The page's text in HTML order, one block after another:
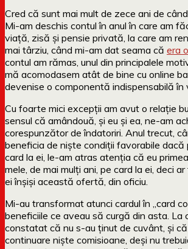
Cred că sunt mai mult de zece ani de
Mi-am deschis contul în anul în care am
viață, zisă și pensie privată, la care am
mai târziu, când mi-am dat seama că era
contul am rămas, unul din principalele
mă acomodasem atât de bine cu online
devenise o componentă indispensabilă în
Cu foarte mici excepții am avut o relație
sensul că amândouă, și eu și ea, ne-am
corespunzător de îndatoriri. Anul trecut,
beneficia de niște condiții favorabile dacă
card la ei, le-am atras atenția că eu
mele, de mai mulți ani, pe card la ei, deci
ei înșiși această ofertă, din oficiu.
Mi-au transformat atunci cardul în „card
beneficiile ce aveau să curgă din asta. La
constatat că nu s-au ținut de cuvânt, și
continuare niște comisioane, deși nu